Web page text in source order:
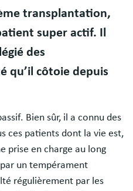
transplantation,
super actif. Il
des
qu’il côtoie depuis
Bien sûr, il a connu des
ces patients dont la vie est,
prise en charge au long
un tempérament
régulièrement par les